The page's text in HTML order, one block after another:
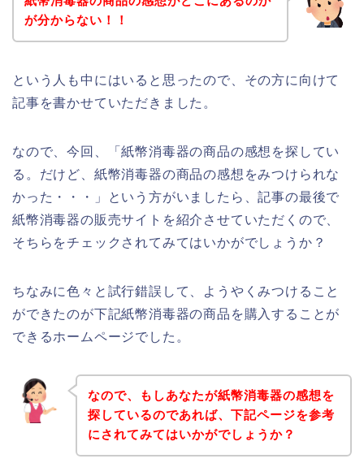
が分からない！！
という人も中にはいると思ったので、その方に向けて
記事を書かせていただきました。
なので、今回、「紙幣消毒器の商品の感想を探してい
る。だけど、紙幣消毒器の商品の感想をみつけられな
かった・・・」という方がいましたら、記事の最後で
紙幣消毒器の販売サイトを紹介させていただくので、
そちらをチェックされてみてはいかがでしょうか？
ちなみに色々と試行錯誤して、ようやくみつけること
ができたのが下記紙幣消毒器の商品を購入することが
できるホームページでした。
なので、もしあなたが紙幣消毒器の感想を
探しているのであれば、下記ページを参考
にされてみてはいかがでしょうか？